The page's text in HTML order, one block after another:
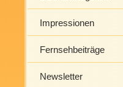
Impressionen
Fernsehbeiträge
Newsletter